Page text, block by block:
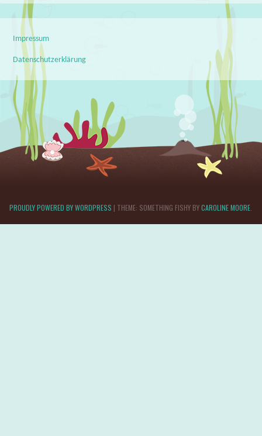
Impressum
Datenschutzerklärung
PROUDLY POWERED BY WORDPRESS | THEME: SOMETHING FISHY BYCAROLINE MOORE